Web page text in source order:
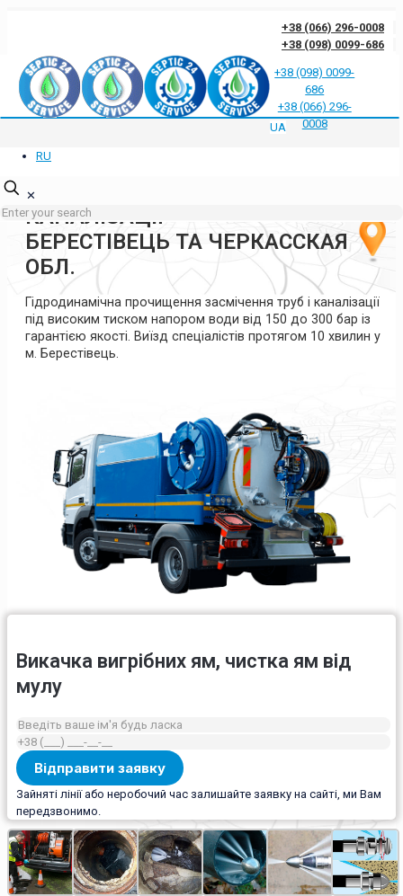
+38 (066) 296-0008
+38 (098) 0099-686
Відгуки клієнтів про нас Відповіді на часті запитання Блог
Контакти
Політика конфіденційності
+38 (098) 0099-
686
+38 (066) 296-
0008
UA
RU
✕
ГІДРОДИНАМІЧНА
ПРОЧИСТКА ТРУБ ТА
КАНАЛІЗАЦІЇ
БЕРЕСТІВЕЦЬ ТА ЧЕРКАССКАЯ
ОБЛ.
Гідродинамічна прочищення засмічення труб і каналізації
під високим тиском напором води від 150 до 300 бар із
гарантією якості. Виїзд спеціалістів протягом 10 хвилин у
м. Берестівець.
Викачка вигрібних ям, чистка ям від
мулу
Зайняті лінії або неробочий час залишайте заявку на сайті, ми Вам
передзвонимо.